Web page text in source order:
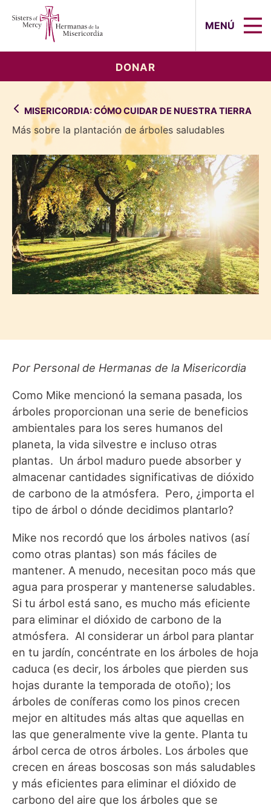
MENÚ
DONAR
MISERICORDIA: CÓMO CUIDAR DE NUESTRA TIERRA
Más sobre la plantación de árboles saludables
Por Personal de Hermanas de la Misericordia
Como Mike mencionó la semana pasada, los
árboles proporcionan una serie de beneficios
ambientales para los seres humanos del
planeta, la vida silvestre e incluso otras
plantas. Un árbol maduro puede absorber y
almacenar cantidades significativas de dióxido
de carbono de la atmósfera. Pero, ¿importa el
tipo de árbol o dónde decidimos plantarlo?
Mike nos recordó que los árboles nativos (así
como otras plantas) son más fáciles de
mantener. A menudo, necesitan poco más que
agua para prosperar y mantenerse saludables.
Si tu árbol está sano, es mucho más eficiente
para eliminar el dióxido de carbono de la
atmósfera. Al considerar un árbol para plantar
en tu jardín, concéntrate en los árboles de hoja
caduca (es decir, los árboles que pierden sus
hojas durante la temporada de otoño); los
árboles de coníferas como los pinos crecen
mejor en altitudes más altas que aquellas en
las que generalmente vive la gente. Planta tu
árbol cerca de otros árboles. Los árboles que
crecen en áreas boscosas son más saludables
y más eficientes para eliminar el dióxido de
carbono del aire que los árboles que se